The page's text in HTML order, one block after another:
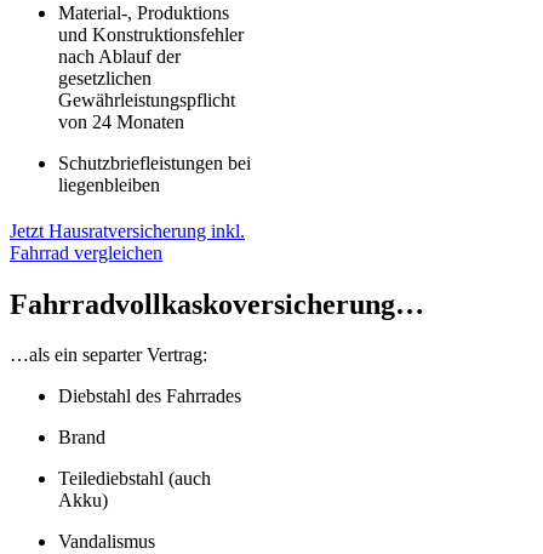
Material-, Produktions
und Konstruktionsfehler
nach Ablauf der
gesetzlichen
Gewährleistungspflicht
von 24 Monaten
Schutzbriefleistungen bei
liegenbleiben
Jetzt Hausratversicherung inkl.
Fahrrad vergleichen
Fahrradvollkaskoversicherung…
…als ein separter Vertrag:
Diebstahl des Fahrrades
Brand
Teilediebstahl (auch
Akku)
Vandalismus